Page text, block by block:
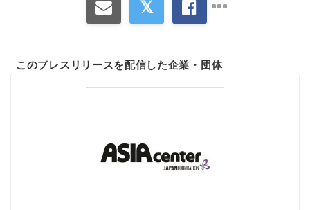
このプレスリリースを配信した企業・団体